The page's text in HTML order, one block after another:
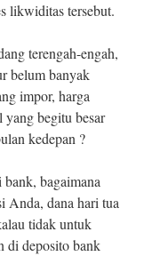
likwiditas tersebut.
terengah-engah,
belum banyak
impor, harga
yang begitu besar
kedepan ?
bagaimana
Anda, dana hari tua
tidak untuk
di deposito bank